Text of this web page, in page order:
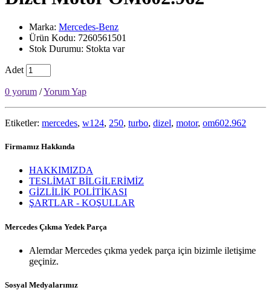
Marka: Mercedes-Benz
Ürün Kodu: 7260561501
Stok Durumu: Stokta var
Adet
0 yorum /Yorum Yap
Etiketler: mercedes, w124, 250, turbo, dizel, motor, om602.962
Firmamız Hakkında
HAKKIMIZDA
TESLİMAT BİLGİLERİMİZ
GİZLİLİK POLİTİKASI
ŞARTLAR - KOŞULLAR
Mercedes Çıkma Yedek Parça
Alemdar Mercedes çıkma yedek parça için bizimle iletişime
geçiniz.
Sosyal Medyalarımız